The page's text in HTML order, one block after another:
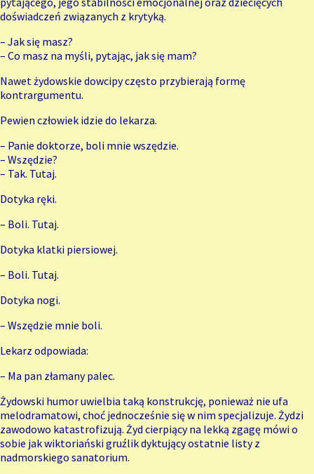
doświadczeń związanych z krytyką.
– Jak się masz?
– Co masz na myśli, pytając, jak się mam?
Nawet żydowskie dowcipy często przybierają formę
kontrargumentu.
Pewien człowiek idzie do lekarza.
– Panie doktorze, boli mnie wszędzie.
– Wszędzie?
– Tak. Tutaj.
Dotyka ręki.
– Boli. Tutaj.
Dotyka klatki piersiowej.
– Boli. Tutaj.
Dotyka nogi.
– Wszędzie mnie boli.
Lekarz odpowiada:
– Ma pan złamany palec.
Żydowski humor uwielbia taką konstrukcję, ponieważ nie ufa
melodramatowi, choć jednocześnie się w nim specjalizuje. Żydzi
zawodowo katastrofizują. Żyd cierpiący na lekką zgagę mówi o
sobie jak wiktoriański gruźlik dyktujący ostatnie listy z
nadmorskiego sanatorium.